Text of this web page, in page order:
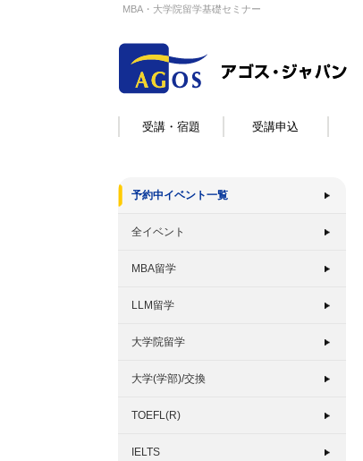
MBA・大学院留学基礎セミナー
受講・宿題 受講申込
予約中イベント一覧
全イベント
MBA留学
LLM留学
大学院留学
大学(学部)/交換
TOEFL(R)
IELTS